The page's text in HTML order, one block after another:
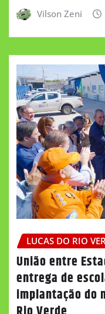
Vilson Zeni
LUCAS DO RIO
União entre
entrega de
implantação do